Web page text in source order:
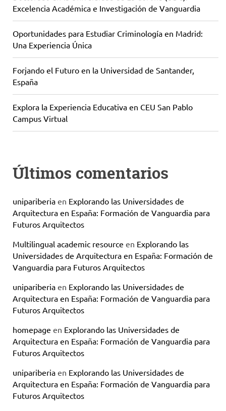
Excelencia Académica e Investigación de Vanguardia
Oportunidades para Estudiar Criminología en Madrid:
Una Experiencia Única
Forjando el Futuro en la Universidad de Santander,
España
Explora la Experiencia Educativa en CEU San Pablo
Campus Virtual
Últimos comentarios
unipariberia en Explorando las Universidades de
Arquitectura en España: Formación de Vanguardia para
Futuros Arquitectos
Multilingual academic resource en Explorando las
Universidades de Arquitectura en España: Formación de
Vanguardia para Futuros Arquitectos
unipariberia en Explorando las Universidades de
Arquitectura en España: Formación de Vanguardia para
Futuros Arquitectos
homepage en Explorando las Universidades de
Arquitectura en España: Formación de Vanguardia para
Futuros Arquitectos
unipariberia en Explorando las Universidades de
Arquitectura en España: Formación de Vanguardia para
Futuros Arquitectos